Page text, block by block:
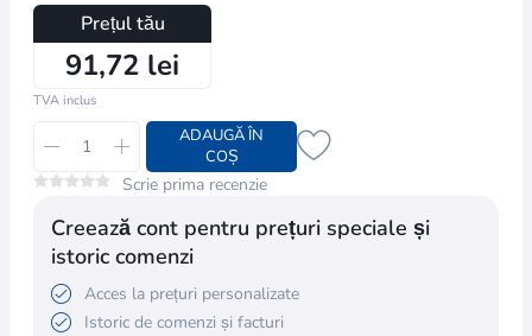
Prețul tău
91,72 lei
TVA inclus
ADAUGĂ ÎN
COȘ
Scrie prima recenzie
Creează cont pentru prețuri speciale și
istoric comenzi
Acces la prețuri personalizate
Istoric de comenzi și facturi